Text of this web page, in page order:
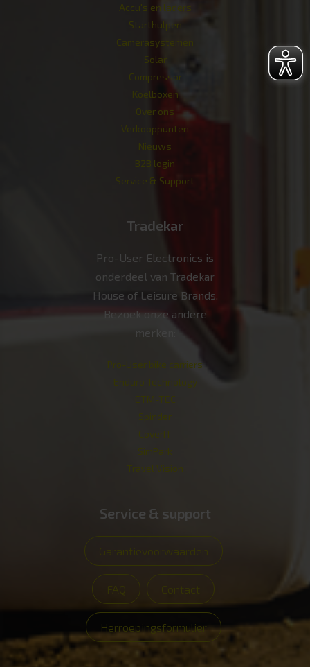
Accu's en laders
Starthulpen
Camerasystemen
Solar
Compressor
Koelboxen
Over ons
Verkoop­punten
Nieuws
B2B login
Service & Support
Tradekar
Pro-User Electronics is
onderdeel van Tradekar
House of Leisure Brands.
Bezoek onze andere
merken:
Pro-User bike carriers
Enduro Technology
ETM-TEC
Spinder
CoverIT
SimPark
Travel Vision
Service & support
Garantievoorwaarden
FAQ
Herroepingsformulier